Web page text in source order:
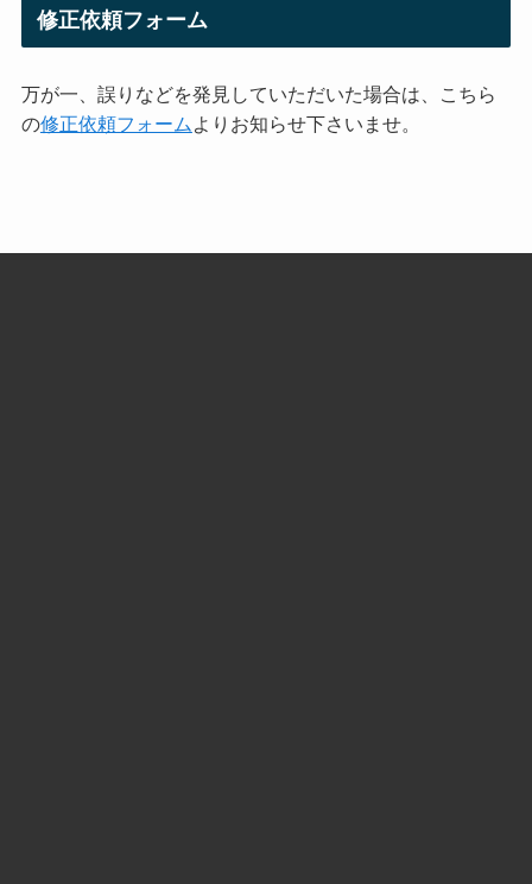
修正依頼フォーム
万が一、誤りなどを発見していただいた場合は、こちら
の修正依頼フォーム よりお知らせ下さいませ。